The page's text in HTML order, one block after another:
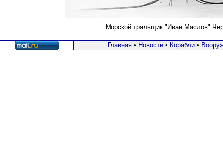
Морской тральщик "Иван Маслов"
Главная• Новости• Корабли•